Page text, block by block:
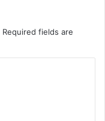
Required fields are